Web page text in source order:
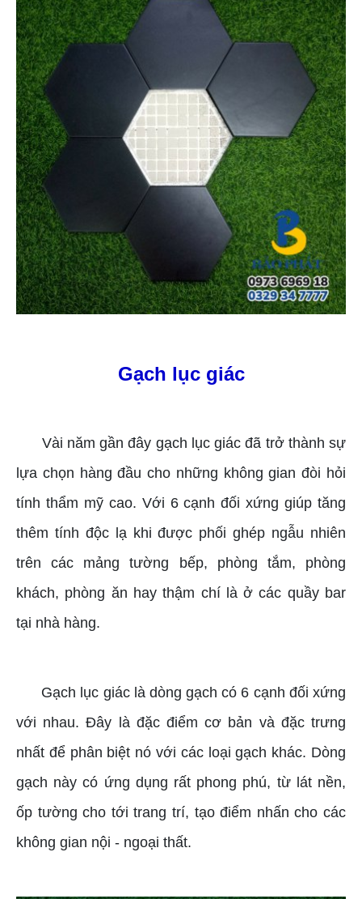
Gạch lục giác
Vài năm gần đây gạch lục giác đã trở thành sự
lựa chọn hàng đầu cho những không gian đòi hỏi
tính thẩm mỹ cao. Với 6 cạnh đối xứng giúp tăng
thêm tính độc lạ khi được phối ghép ngẫu nhiên
trên các mảng tường bếp, phòng tắm, phòng
khách, phòng ăn hay thậm chí là ở các quầy bar
tại nhà hàng.
Gạch lục giác là dòng gạch có 6 cạnh đối xứng
với nhau. Đây là đặc điểm cơ bản và đặc trưng
nhất để phân biệt nó với các loại gạch khác. Dòng
gạch này có ứng dụng rất phong phú, từ lát nền,
ốp tường cho tới trang trí, tạo điểm nhấn cho các
không gian nội - ngoại thất.